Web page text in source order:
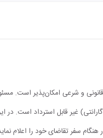
و شرعی امکان‌پذیر است.
گارانتی) غیر قابل استرداد
سفر تقاضای خود را اعلام